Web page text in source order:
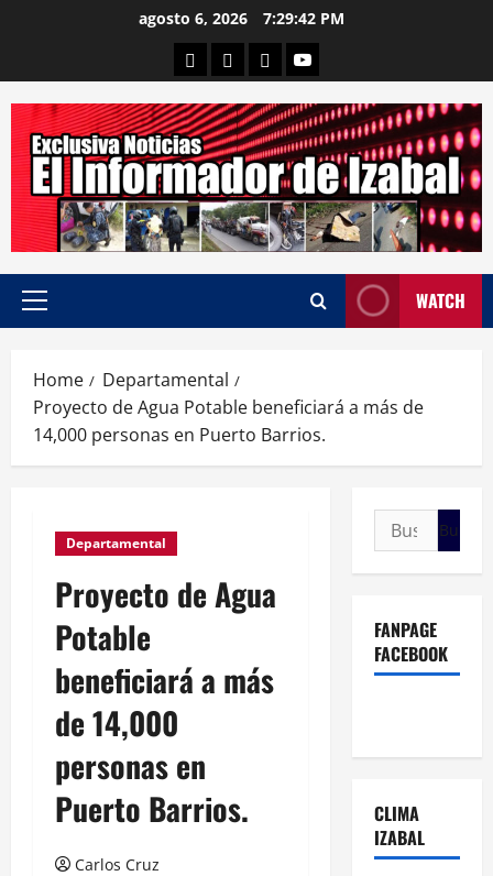
agosto 6, 2026 7:29:43 PM
Departamental
Nacionales
Internacional
Canal
Primary
WATCH
Home
Departamental
Proyecto de Agua Potable beneficiará a más de
14,000 personas en Puerto Barrios.
Departamental
Proyecto de Agua
Potable
beneficiará a más
de 14,000
personas en
Puerto Barrios.
Carlos Cruz
Buscar:
FANPAGE
FACEBOOK
CLIMA
IZABAL